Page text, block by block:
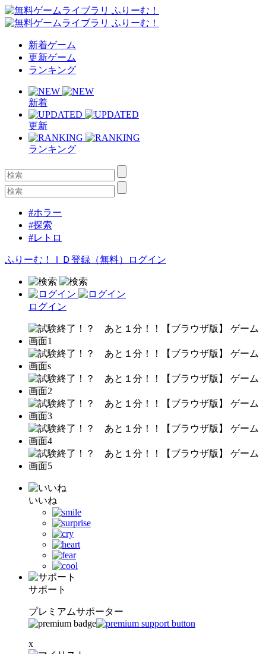
新着ゲーム
更新ゲーム
ランキング
新着
更新
ランキング
#ホラー
#探索
#レトロ
ふりーむ！ＩＤ登録（無料） ログイン
ログイン
いいね
サポート
プレミアムサポーター
x